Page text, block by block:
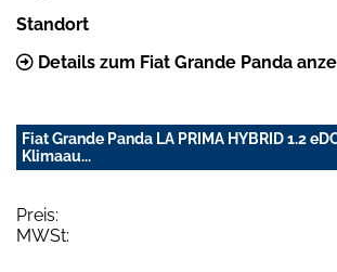
Standort
Details zum Fiat Grande Panda
Fiat Grande Panda LA PRIMA HYBRID 1.2
Klimaau...
Preis:
MWSt: